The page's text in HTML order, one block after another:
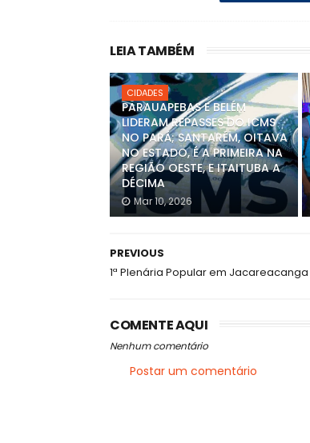
LEIA TAMBÉM
CIDADES
PARAUAPEBAS E BELÉM
LIDERAM REPASSES DO ICMS
NO PARÁ; SANTARÉM, OITAVA
NO ESTADO, É A PRIMEIRA NA
REGIÃO OESTE, E ITAITUBA A
DÉCIMA
Mar 10, 2026
PREVIOUS
1ª Plenária Popular em Jacareacanga
COMENTE AQUI
Nenhum comentário
Postar um comentário